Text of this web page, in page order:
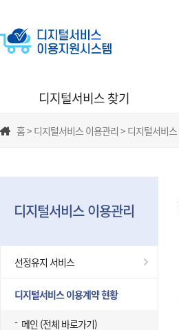
디지털서비스 찾기
홈 > 디지털서비스 이용관리 > 디지털서비
디지털서비스 이용관리
선정유지 서비스
디지털서비스 이용계약 현황
메인 (전체 바로가기)